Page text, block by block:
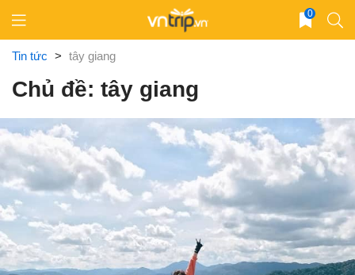
content
0
Tin tức > tây giang
Chủ đề: tây giang